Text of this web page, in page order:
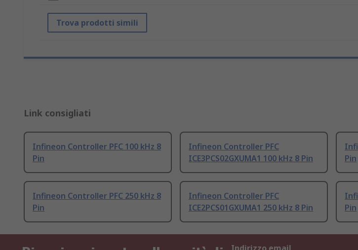
Trova prodotti simili
Link consigliati
Infineon Controller PFC 100 kHz 8
Pin
Infineon Controller PFC
ICE3PCS02GXUMA1 100 kHz 8 Pin
Pin
Infineon Controller PFC 250 kHz 8
Pin
Infineon Controller PFC
ICE2PCS01GXUMA1 250 kHz 8 Pin
Pin